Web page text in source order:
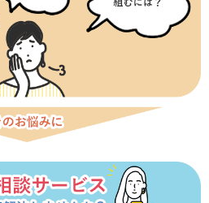
ンディング
TOP
ボアドバイザー）